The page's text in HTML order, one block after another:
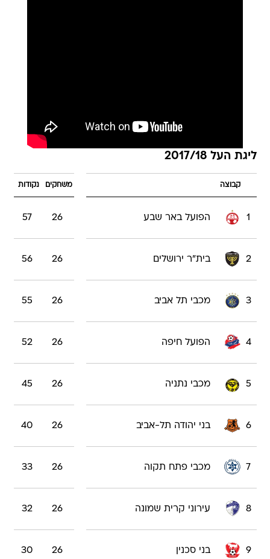
ליגת העל 2017/18
קבוצה משחקים נקודות
1 הפועל באר שבע 26
57
2 בית"ר ירושלים 26
56
3 מכבי תל אביב 26
55
4 הפועל חיפה 26
52
5 מכבי נתניה 26
45
6 בני יהודה תל-אביב 26
40
7 מכבי פתח תקוה 26
33
8 עירוני קרית שמונה 26
32
9 בני סכנין 26
30